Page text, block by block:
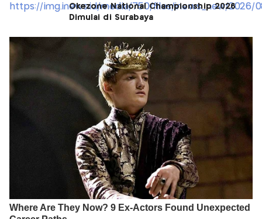
Okezone National Championship 2026
Dimulai di Surabaya